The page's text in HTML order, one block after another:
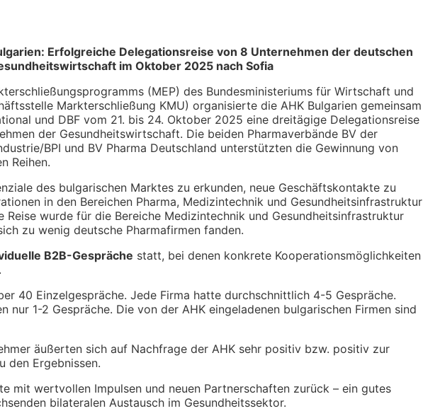
Erfolgreiche Delegationsreise von 8 Unternehmen der deutschen
im Oktober 2025 nach Sofia
(MEP) des Bundesministeriums für Wirtschaft und
Markterschließung KMU) organisierte die AHK Bulgarien gemeinsam
und DBF vom 21. bis 24. Oktober 2025 eine dreitägige Delegationsreise
der Gesundheitswirtschaft. Die beiden Pharmaverbände BV der
BPI und BV Pharma Deutschland unterstützten die Gewinnung von
Reihen.
des bulgarischen Marktes zu erkunden, neue Geschäftskontakte zu
in den Bereichen Pharma, Medizintechnik und Gesundheitsinfrastruktur
Reise wurde für die Bereiche Medizintechnik und Gesundheitsinfrastruktur
zu wenig deutsche Pharmafirmen fanden.
B2B-Gespräche statt, bei denen konkrete Kooperationsmöglichkeiten
40 Einzelgespräche. Jede Firma hatte durchschnittlich 4-5 Gespräche.
nur 1-2 Gespräche. Die von der AHK eingeladenen bulgarischen Firmen sind
äußerten sich auf Nachfrage der AHK sehr positiv bzw. positiv zur
den Ergebnissen.
mit wertvollen Impulsen und neuen Partnerschaften zurück – ein gutes
bilateralen Austausch im Gesundheitssektor.